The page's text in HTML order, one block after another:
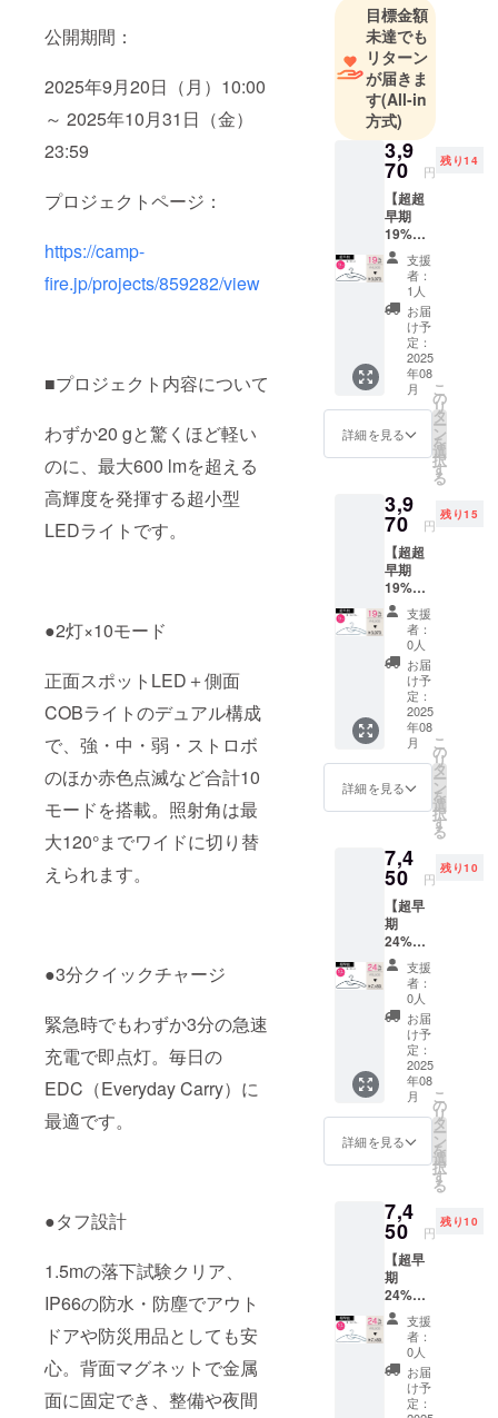
公開期間：
2025年9月20日（月）10:00
～ 2025年10月31日（金）
23:59
プロジェクトページ：
https://camp-
fire.jp/projects/859282/view
■プロジェクト内容について
わずか20 gと驚くほど軽い
のに、最大600 lmを超える
高輝度を発揮する超小型
LEDライトです。
●2灯×10モード
正面スポットLED＋側面
COBライトのデュアル構成
で、強・中・弱・ストロボ
のほか赤色点滅など合計10
モードを搭載。照射角は最
大120°までワイドに切り替
えられます。
●3分クイックチャージ
緊急時でもわずか3分の急速
充電で即点灯。毎日の
EDC（Everyday Carry）に
最適です。
●タフ設計
1.5mの落下試験クリア、
IP66の防水・防塵でアウト
ドアや防災用品としても安
心。背面マグネットで金属
面に固定でき、整備や夜間
けるアイテ
ムをお届け
しますの
で、どうぞ
よろしくお
願いいたし
ます。
目標金額
未達でも
リターン
が届きま
す(All-in
方式)
3,9
70 円
残り14
【超超
早期
19%OF
F】930
円割引
→3,970
円(税込
み・送
料込
み) 一
般販売
予定価
格：
4,900円
（税込
容＞ タ
キレン
ハン
ガー5本
セット
（ブ
ラッ
ク） ※
消費税
込み ※
割引率
は販売
予定価
格に送
料を含
む合計
金額に
※ご支援
後の
セルは
できま
せん。
※デザイ
ン・仕
様は変
更にな
る可能
性もご
ざいま
す。ご
了承く
ださ
い。 ※
材の供
給状
況、製
造工程
上の都
合等に
より出
荷時期
が遅れ
る場合
があり
ます。
支援
者：
1人
お届
け予
定：
2025
年08
月
詳細を見る
こ
の
リ
タ
ー
ン
を
選
択
す
る
3,9
70 円
残り15
【超超
早期
19%OF
F】930
円割引
→3,970
円(税込
み・送
料込
み) 一
般販売
予定価
格：
4,900円
（税込
容＞ タ
キレン
ハン
ガー5本
セット
（ライ
トグ
レー）
※消費税
込み ※
割引率
は販売
予定価
格に送
料を含
む合計
金額に
※ご支援
後の
セルは
できま
せん。
※デザイ
ン・仕
様は変
更にな
る可能
性もご
支援
者：
0人
お届
け予
定：
2025
年08
月
詳細を見る
こ
の
リ
タ
ー
ン
を
選
択
す
る
7,4
50 円
残り10
【超早
期
24%OF
F】
2,350円
割引
→7,450
円(税込
み・送
料込
み) 一
般販売
予定価
格：
9,800円
商品内
容＞ タ
キレン
ハン
ガー10
本セッ
ト（ブ
ラッ
ク） ※
消費税
込み ※
割引率
支援
者：
0人
お届
け予
定：
2025
年08
月
詳細を見る
こ
の
リ
タ
ー
ン
を
選
択
す
る
7,4
50 円
残り10
【超早
期
24%OF
F】
2,350円
割引
→7,450
円(税込
み・送
支援
者：
0人
お届
け予
定：